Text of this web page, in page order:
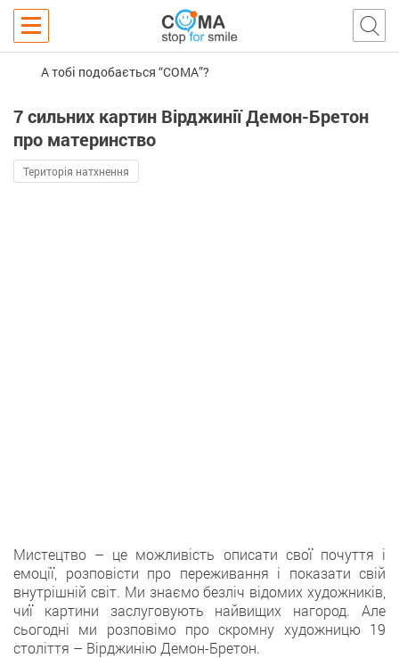
А тобі подобається “COMA”?
7 сильних картин Вірджинії Демон-Бретон
про материнство
Територія натхнення
Мистецтво – це можливість описати свої почуття і
емоції, розповісти про переживання і показати свій
внутрішній світ. Ми знаємо безліч відомих художників,
чиї картини заслуговують найвищих нагород. Але
сьогодні ми розповімо про скромну художницю 19
століття – Вірджинію Демон-Бретон.